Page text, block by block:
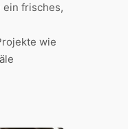
ein frisches,
wie